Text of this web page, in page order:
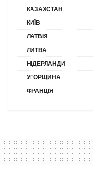
КАЗАХСТАН
КИЇВ
ЛАТВІЯ
ЛИТВА
НІДЕРЛАНДИ
УГОРЩИНА
ФРАНЦІЯ